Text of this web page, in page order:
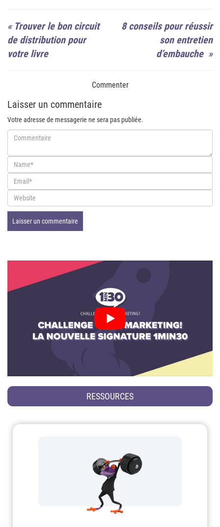
« Trouver le bon circuit
de distribution pour
votre livre
8 conseils pour réussir
son entretien
d’embauche »
Commenter
Laisser un commentaire
Votre adresse de messagerie ne sera pas publiée.
RESSOURCES